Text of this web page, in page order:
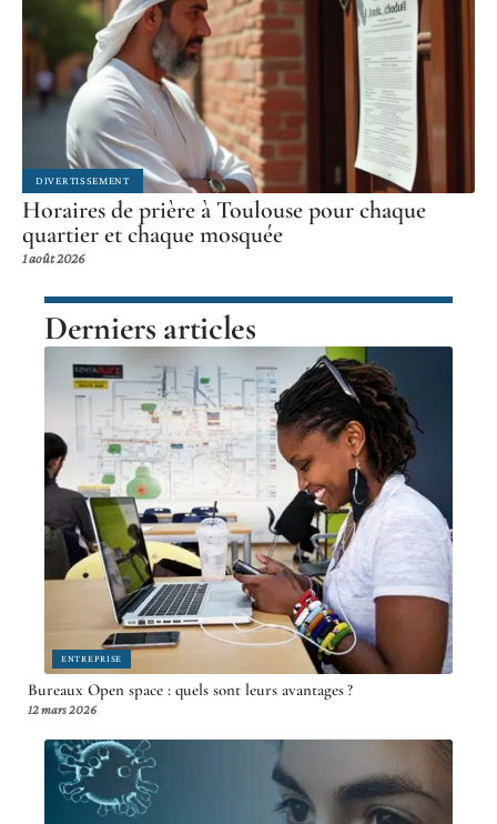
DIVERTISSEMENT
Horaires de prière à Toulouse pour chaque
quartier et chaque mosquée
1 août 2026
Derniers articles
ENTREPRISE
Bureaux Open space : quels sont leurs avantages ?
12 mars 2026